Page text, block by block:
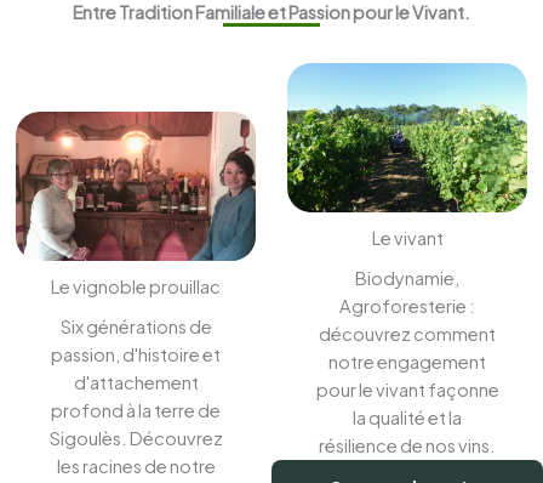
Entre Tradition Familiale et Passion pour le Vivant.
Le vignoble prouillac
Six générations de
passion, d'histoire et
d'attachement
profond à la terre de
Sigoulès. Découvrez
les racines de notre
Le vivant
Biodynamie,
Agroforesterie :
découvrez comment
notre engagement
pour le vivant façonne
la qualité et la
résilience de nos vins.